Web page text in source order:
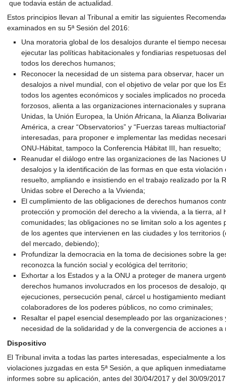
que todavia están de actualidad.
Estos principios llevan al Tribunal a emitir las siguientes
examinados en su 5ª Sesión del 2016:
Una moratoria global de los desalojos durante el tiempo
ejecutar las políticas habitacionales y fondiarias respetuosas
todos los derechos humanos;
Reconocer la necesidad de un sistema para observar, hacer
desalojos a nivel mundial, con el objetivo de velar por que los
todos los agentes económicos y sociales implicados no
forzosos, alienta a las organizaciones internacionales y
Unidas, la Unión Europea, la Unión Africana, la Alianza
América, a crear “Observatorios” y “Fuerzas tareas
interesadas, para proponer e implementar las medidas
ONU-Hábitat, tampoco la Conferencia Hábitat III, han resuelto;
Reanudar el diálogo entre las organizaciones de las Naciones
desalojos y la identificación de las formas en que esta
resuelto, ampliando e insistiendo en el trabajo realizado por la
Unidas sobre el Derecho a la Vivienda;
El cumplimiento de las obligaciones de derechos humanos
protección y promoción del derecho a la vivienda, a la tierra, al
comunidades; las obligaciones no se limitan solo a los
de los agentes que intervienen en las ciudades y los territorios
del mercado, debiendo);
Profundizar la democracia en la toma de decisiones sobre la
reconozca la función social y ecológica del territorio;
Exhortar a los Estados y a la ONU a proteger de manera
derechos humanos involucrados en los procesos de desalojo,
ejecuciones, persecución penal, cárcel u hostigamiento
colaboradores de los poderes públicos, no como criminales;
Resaltar el papel esencial desempleado por las
necesidad de la solidaridad y de la convergencia de acciones
Dispositivo
El Tribunal invita a todas las partes interesadas, especialmente a
violaciones juzgadas en esta 5ª Sesión, a que apliquen
informes sobre su aplicación, antes del 30/04/2017 y del 30/09/